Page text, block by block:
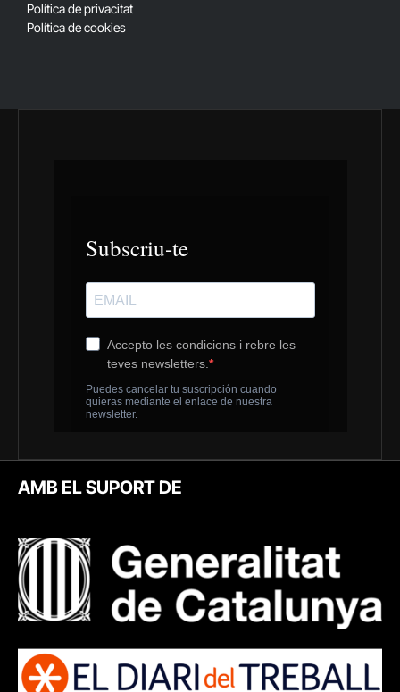
Política de privacitat
Política de cookies
AMB EL SUPORT DE